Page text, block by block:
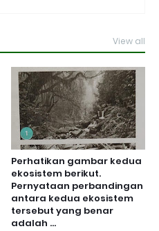
View all
Perhatikan gambar kedua
ekosistem berikut.
Pernyataan perbandingan
antara kedua ekosistem
tersebut yang benar
adalah ...